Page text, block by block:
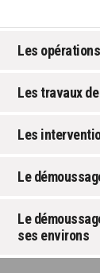
Les
Les travaux
Les
Le
Le
ses environs